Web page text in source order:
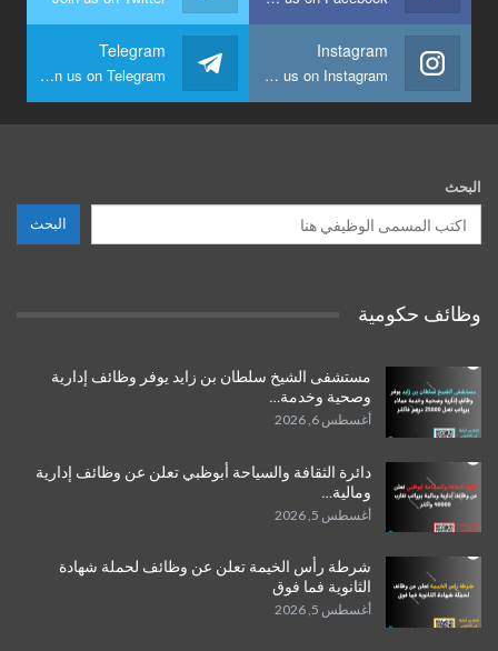
Instagram
Join us on Instagram
Telegram
Join us on Telegram
البحث
البحث
وظائف حكومية
مستشفى الشيخ سلطان بن زايد يوفر وظائف إدارية
وصحية وخدمة…
أغسطس 6, 2026
دائرة الثقافة والسياحة أبوظبي تعلن عن وظائف إدارية
ومالية…
أغسطس 5, 2026
شرطة رأس الخيمة تعلن عن وظائف لحملة شهادة
الثانوية فما فوق
أغسطس 5, 2026